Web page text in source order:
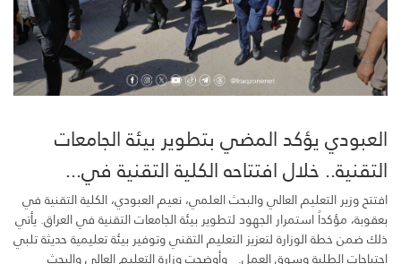
العبودي يؤكد المضي بتطوير بيئة الجامعات
التقنية.. خلال افتتاحه الكلية التقنية في...
افتتح وزير التعليم العالي والبحث العلمي، نعيم العبودي، الكلية التقنية في
بعقوبة، مؤكداً استمرار الجهود لتطوير بيئة الجامعات التقنية في العراق. يأتي
ذلك ضمن خطة الوزارة لتعزيز التعليم التقني وتوفير بيئة تعليمية حديثة تلبي
احتياجات الطلبة وسوق العمل. وأوضحت وزارة التعليم العالي والبحث